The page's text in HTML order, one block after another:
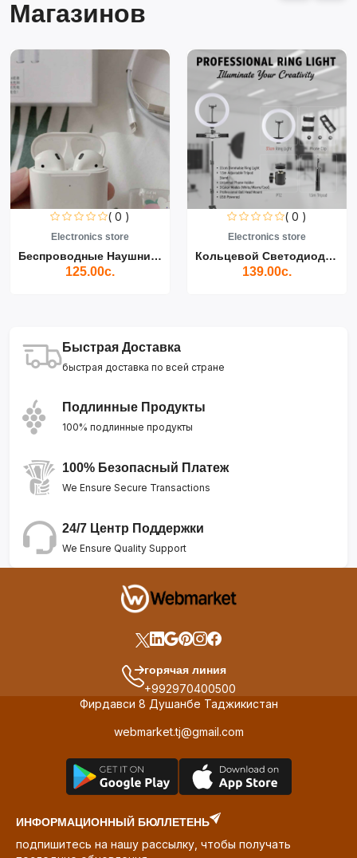
Магазинов
( 0 )
Electronics store
Беспроводные Наушники Air...
125.00с.
( 0 )
Electronics store
Кольцевой Светодиодный Св...
139.00с.
Быстрая Доставка
быстрая доставка по всей стране
Подлинные Продукты
100% подлинные продукты
100% Безопасный Платеж
We Ensure Secure Transactions
24/7 Центр Поддержки
We Ensure Quality Support
горячая линия
+992970400500
Фирдавси 8 Душанбе Таджикистан
webmarket.tj@gmail.com
ИНФОРМАЦИОННЫЙ БЮЛЛЕТЕНЬ
подпишитесь на нашу рассылку, чтобы получать